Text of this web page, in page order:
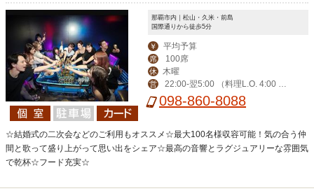
那覇市内｜松山・久米・前島
国際通りから徒歩5分
￥ 平均予算
席 100席
休 木曜
営
22:00-翌5:00 （料理L.O. 4:00 ド
リンクL.O. 4:00）
098-860-8088
☆結婚式の二次会などのご利用もオススメ☆最大100名様収容可能！気の合う仲
間と歌って盛り上がって思い出をシェア☆最高の音響とラグジュアリーな雰囲気
で乾杯☆フード充実☆